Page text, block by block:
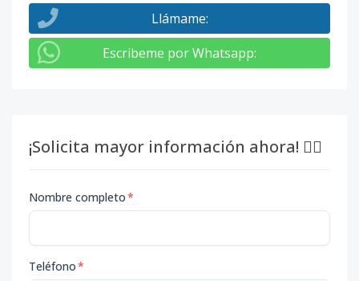
Llámame:
Escribeme por Whatsapp:
¡Solicita mayor información ahora! 👇🏽
Nombre completo*
Teléfono*